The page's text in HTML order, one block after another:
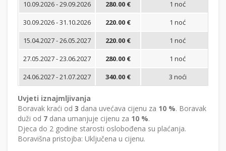
10.09.2026 - 29.09.2026 280.00 € 1 noć
30.09.2026 - 31.10.2026
220.00 € 1 noć
15.04.2027 - 26.05.2027
220.00 € 1 noć
27.05.2027 - 23.06.2027
280.00 € 1 noć
24.06.2027 - 21.07.2027
340.00 € 3 noći
Uvjeti iznajmljivanja
Boravak kraći od 3 dana uvećava cijenu za 10 %. Boravak
duži od 7 dana umanjuje cijenu za 10 %.
Djeca do 2 godine starosti oslobođena su plaćanja.
Boravišna pristojba: Uključena u cijenu.